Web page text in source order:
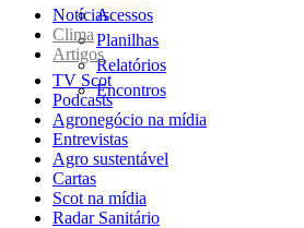
Acessos
Planilhas
Relatórios
Encontros
Notícias
Clima
Artigos
TV Scot
Podcasts
Agronegócio na mídia
Entrevistas
Agro sustentável
Cartas
Scot na mídia
Radar Sanitário